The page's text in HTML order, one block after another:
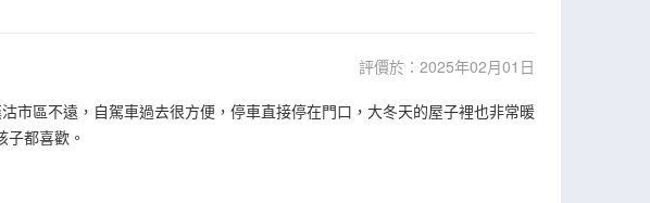
評價於：2025年02月01日
市區不遠，自駕車過去很方便，停車直接停在門口，大冬天的屋子裡也非常暖
都喜歡。